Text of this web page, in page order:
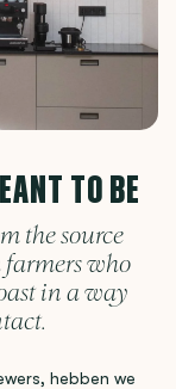
TO BE
the source
farmers who
in a way
hebben we